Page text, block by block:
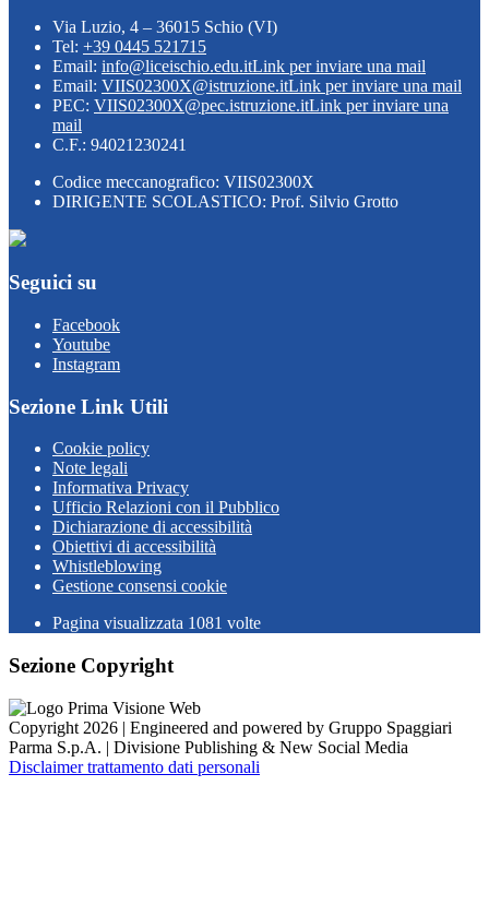
Via Luzio, 4 – 36015 Schio (VI)
Tel: +39 0445 521715
Email: info@liceischio.edu.itLink per inviare una mail
Email: VIIS02300X@istruzione.itLink per inviare una mail
PEC: VIIS02300X@pec.istruzione.itLink per inviare una
mail
C.F.: 94021230241
Codice meccanografico: VIIS02300X
DIRIGENTE SCOLASTICO: Prof. Silvio Grotto
Seguici su
Facebook
Youtube
Instagram
Sezione Link Utili
Cookie policy
Note legali
Informativa Privacy
Ufficio Relazioni con il Pubblico
Dichiarazione di accessibilità
Obiettivi di accessibilità
Whistleblowing
Gestione consensi cookie
Pagina visualizzata 1081 volte
Sezione Copyright
Copyright 2026 | Engineered and powered by Gruppo Spaggiari
Parma S.p.A. | Divisione Publishing & New Social Media
Disclaimer trattamento dati personali